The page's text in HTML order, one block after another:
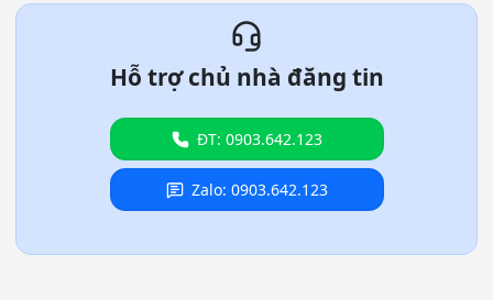
Hỗ trợ chủ nhà đăng tin
ĐT: 0903.642.123
Zalo: 0903.642.123